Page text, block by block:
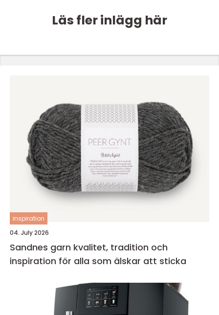
Läs fler inlägg här
inspiration
04. July 2026
Sandnes garn kvalitet, tradition och
inspiration för alla som älskar att sticka